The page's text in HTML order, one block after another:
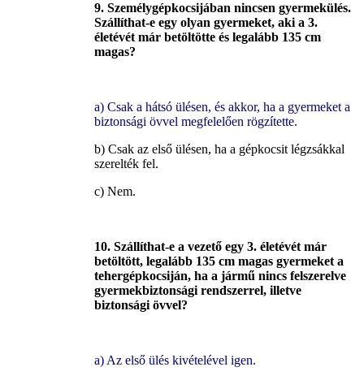
9. Személygépkocsijában nincsen gyermekülés.
Szállíthat-e egy olyan gyermeket, aki a 3.
életévét már betöltötte és legalább 135 cm
magas?
a) Csak a hátsó ülésen, és akkor, ha a gyermeket a
biztonsági övvel megfelelően rögzítette.
b) Csak az első ülésen, ha a gépkocsit légzsákkal
szerelték fel.
c) Nem.
10. Szállíthat-e a vezető egy 3. életévét már
betöltött, legalább 135 cm magas gyermeket a
tehergépkocsiján, ha a jármű nincs felszerelve
gyermekbiztonsági rendszerrel, illetve
biztonsági övvel?
a) Az első ülés kivételével igen.